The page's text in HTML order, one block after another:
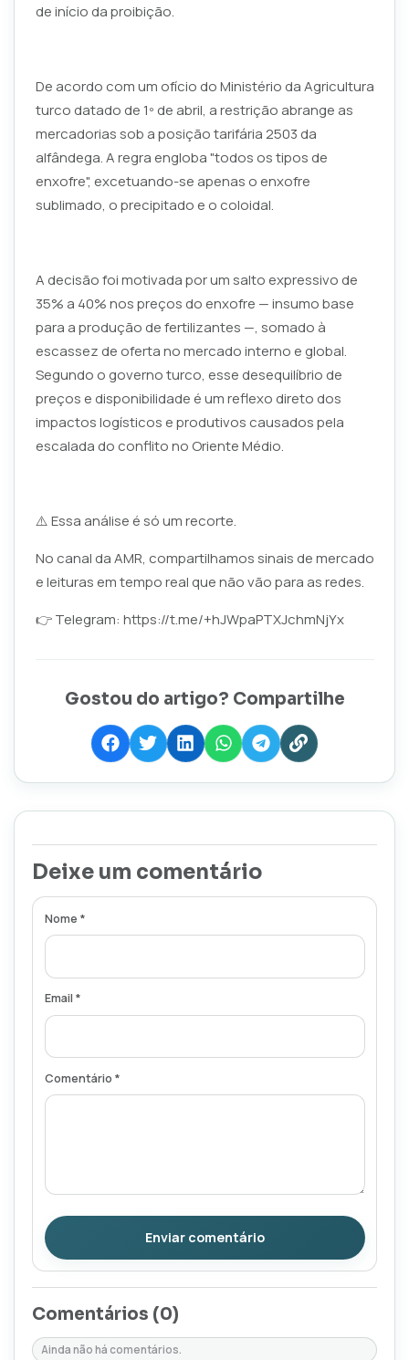
de início da proibição.
De acordo com um ofício do Ministério da Agricultura
turco datado de 1º de abril, a restrição abrange as
mercadorias sob a posição tarifária 2503 da
alfândega. A regra engloba "todos os tipos de
enxofre", excetuando-se apenas o enxofre
sublimado, o precipitado e o coloidal.
A decisão foi motivada por um salto expressivo de
35% a 40% nos preços do enxofre — insumo base
para a produção de fertilizantes —, somado à
escassez de oferta no mercado interno e global.
Segundo o governo turco, esse desequilíbrio de
preços e disponibilidade é um reflexo direto dos
impactos logísticos e produtivos causados pela
escalada do conflito no Oriente Médio.
⚠️ Essa análise é só um recorte.
No canal da AMR, compartilhamos sinais de mercado
e leituras em tempo real que não vão para as redes.
👉 Telegram: https://t.me/+hJWpaPTXJchmNjYx
Gostou do artigo? Compartilhe
Deixe um comentário
Nome *
Email *
Comentário *
Enviar comentário
Comentários (0)
Ainda não há comentários.